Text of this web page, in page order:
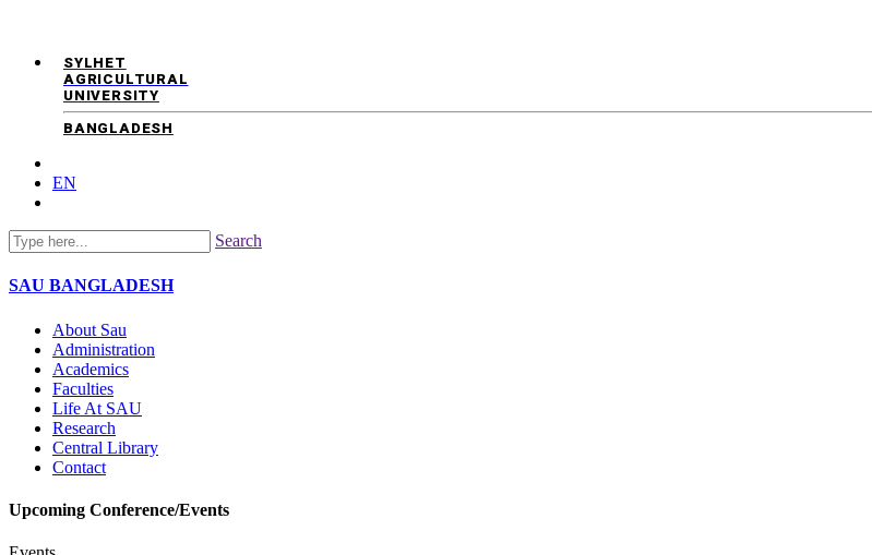
SYLHET
AGRICULTURAL
UNIVERSITY
BANGLADESH
EN
Search
SAU BANGLADESH
About Sau
Administration
Academics
Faculties
Life At SAU
Research
Central Library
Contact
Upcoming Conference/Events